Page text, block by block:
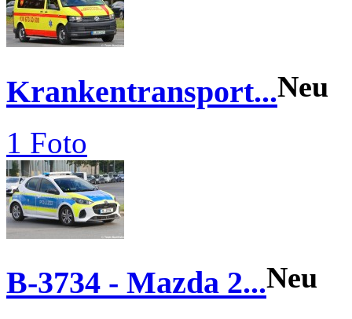
Krankentransport...Neu
1 Foto
B-3734 - Mazda 2...Neu